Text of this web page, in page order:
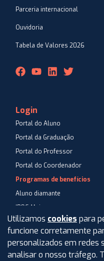
Parceria internacional
Ouvidoria
Tabela de Valores 2026
Login
Portal do Aluno
Portal da Graduação
Portal do Professor
Portal do Coordenador
Programas de benefícios
Aluno diamante
IPOG Mais
Blog
Central de Atendimento
Perguntas Frequentes
Utilizamos cookies para
funcione corretamente
personalizados em redes
analisar o nosso tráfego.